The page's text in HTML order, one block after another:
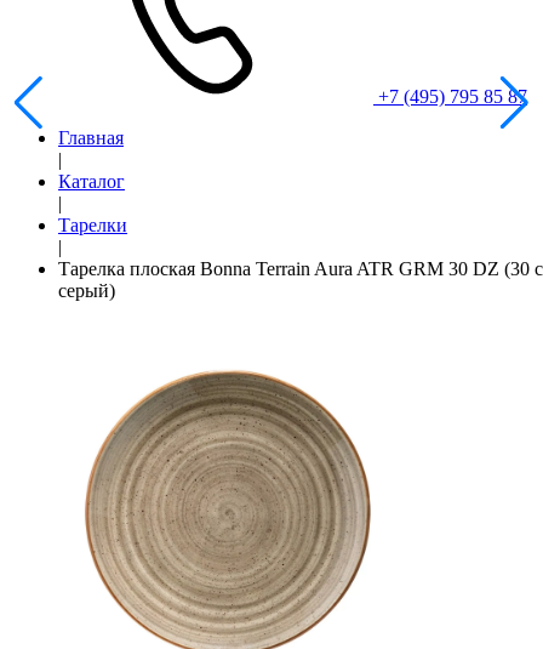
+7 (495) 795 85 87
Главная
|
Каталог
|
Тарелки
|
Тарелка плоская Bonna Terrain Aura ATR GRM 30 DZ (30
серый)